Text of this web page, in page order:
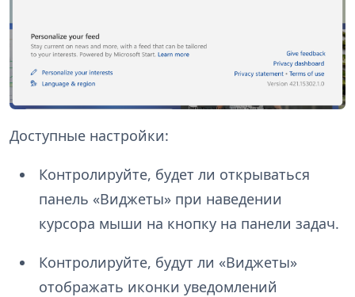
Доступные настройки:
Контролируйте, будет ли открываться
панель «Виджеты» при наведении
курсора мыши на кнопку на панели задач.
Контролируйте, будут ли «Виджеты»
отображать иконки уведомлений